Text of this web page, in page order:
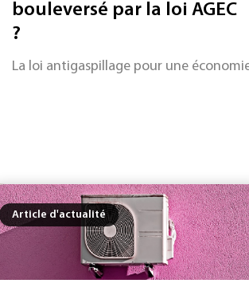
de la récupération et de la
bouleversé par la loi AGEC
?
La loi antigaspillage pour une
Article d'actualité